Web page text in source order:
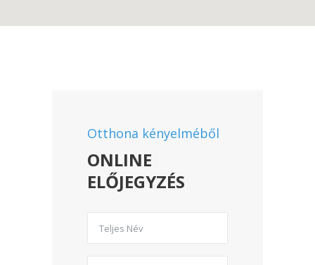
Otthona kényelméből
ONLINE
ELŐJEGYZÉS